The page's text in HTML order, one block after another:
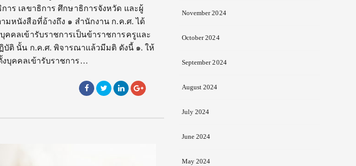
ร เลขาธิการ ศึกษาธิการจังหวัด และผู้
หนังสือที่อ้างถึง ๑ สํานักงาน ก.ค.ศ. ได้
คลเข้ารับราชการเป็นข้าราชการครูและ
ติ นั้น ก.ค.ศ. พิจารณาแล้วมีมติ ดังนี้ ๑. ให้
งบุคคลเข้ารับราชการ…
November 2024
October 2024
September 2024
August 2024
July 2024
June 2024
May 2024